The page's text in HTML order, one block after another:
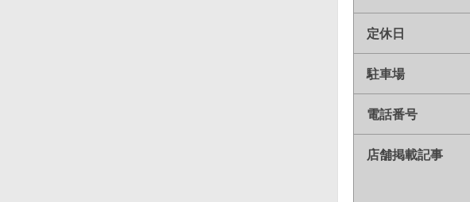
定休日
駐車場
電話番号
店舗掲載記事